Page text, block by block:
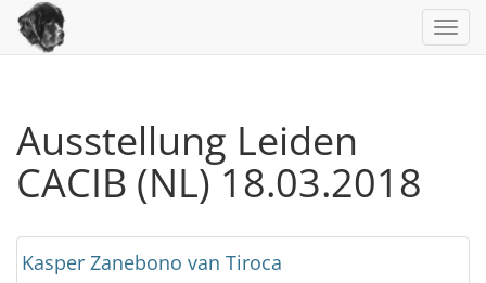
Ausstellung Leiden
CACIB (NL) 18.03.2018
Kasper Zanebono van Tiroca